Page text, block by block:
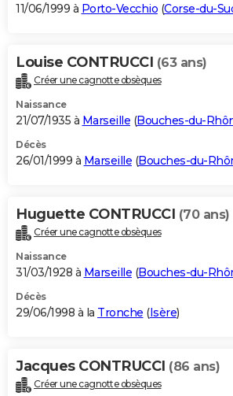
11/06/1999 à Porto-Vecchio (Corse-du-
Louise CONTRUCCI (63 ans)
Créer une cagnotte obsèques
Naissance
21/07/1935 à Marseille (Bouches-du-
Décès
26/01/1999 à Marseille (Bouches-du-
Huguette CONTRUCCI (70 ans)
Créer une cagnotte obsèques
Naissance
31/03/1928 à Marseille (Bouches-du-
Décès
29/06/1998 à la Tronche (Isère)
Jacques CONTRUCCI (86 ans)
Créer une cagnotte obsèques